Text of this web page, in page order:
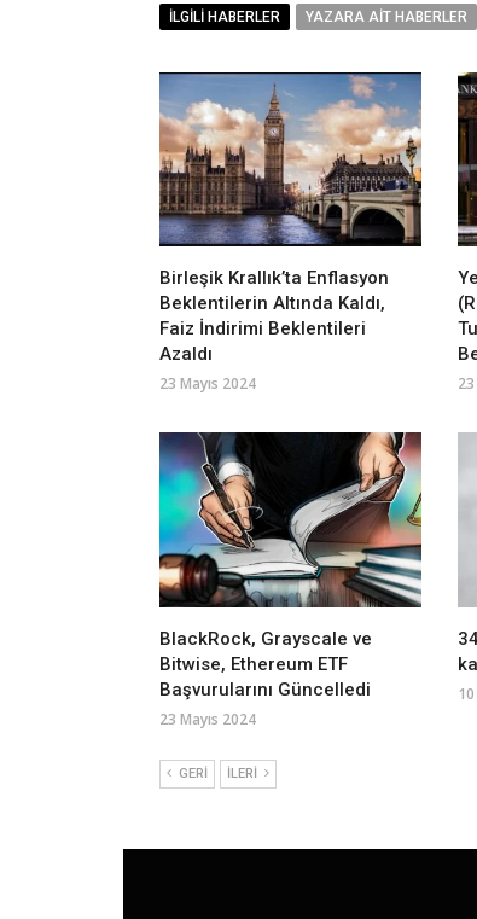
İLGILI HABERLER YAZARA AIT HABERLER
Birleşik Krallık’ta Enflasyon
Beklentilerin Altında Kaldı,
Faiz İndirimi Beklentileri
Azaldı
23 Mayıs 2024
BlackRock, Grayscale ve
Bitwise, Ethereum ETF
Başvurularını Güncelledi
23 Mayıs 2024
GERI İLERI